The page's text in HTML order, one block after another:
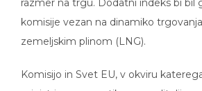
komisije vezan na dinamiko
zemeljskim plinom (LNG).
ministri za energetiko, so voditelji